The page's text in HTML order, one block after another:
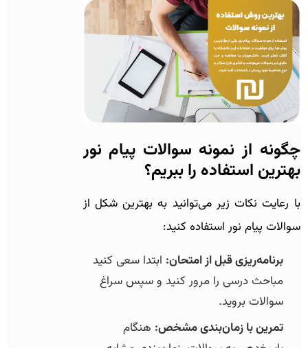
چگونه از نمونه سوالات پیام نور
بهترین استفاده را ببریم؟
با رعایت نکات زیر می‌توانید به بهترین شکل از
سوالات پیام نور استفاده کنید:
برنامه‌ریزی قبل از امتحان: ابتدا سعی کنید
مباحث درسی را مرور کنید و سپس سراغ
سوالات بروید.
تمرین با زمان‌بندی مشخص: هنگام